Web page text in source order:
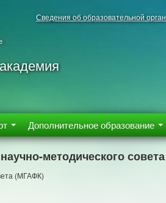
Сведения об образовательной
Дополнительное образование
методического совета
(МГАФК)